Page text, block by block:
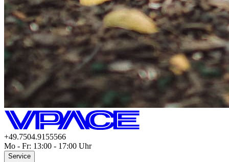
+49.7504.9155566
Mo - Fr: 13:00 - 17:00 Uhr
Service